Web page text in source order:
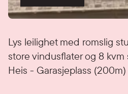
Lys leilighet med romslig
store vindusflater og 8
Heis - Garasjeplass (200m)
Detaljer